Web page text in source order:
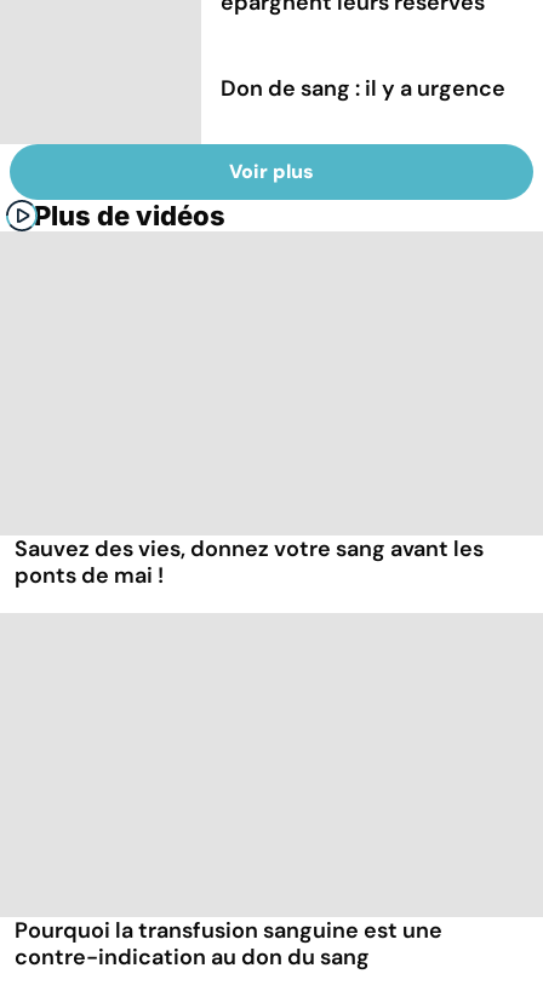
Don de sang : il y a urgence
Voir plus
Plus de vidéos
Sauvez des vies, donnez votre sang avant les
ponts de mai !
Pourquoi la transfusion sanguine est une
contre-indication au don du sang